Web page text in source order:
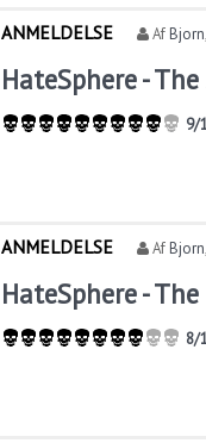
ANMELDELSE AfBjorn,
HateSphere -
9/
ANMELDELSE AfBjorn,
HateSphere -
8/